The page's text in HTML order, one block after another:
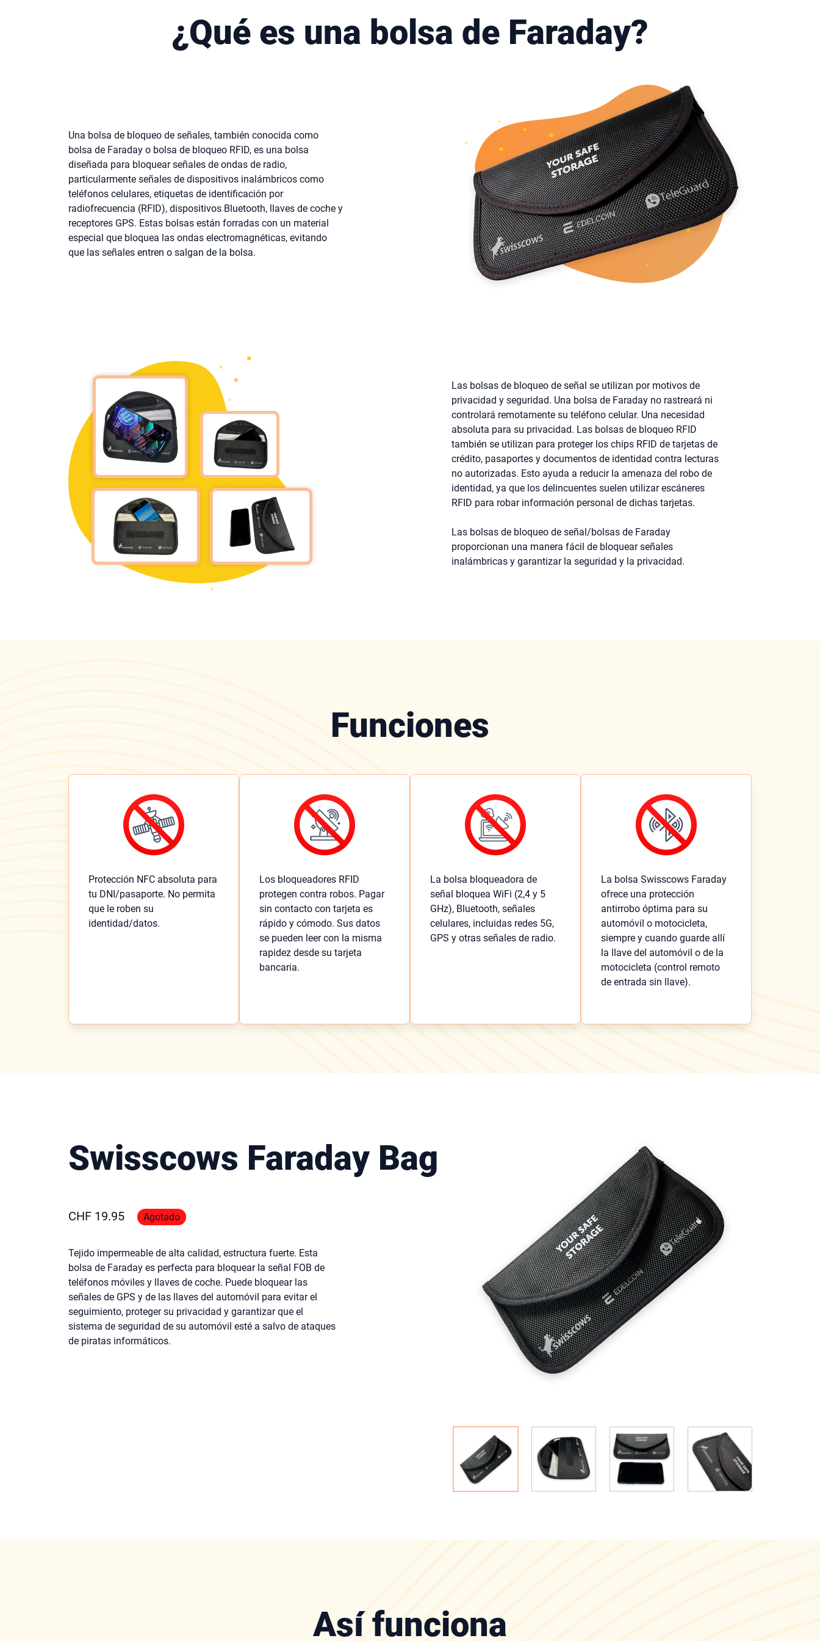
¿Qué es una bolsa de Faraday?
Una bolsa de bloqueo de señales, también conocida como
bolsa de Faraday o bolsa de bloqueo RFID, es una bolsa
diseñada para bloquear señales de ondas de radio,
particularmente señales de dispositivos inalámbricos como
teléfonos celulares, etiquetas de identificación por
radiofrecuencia (RFID), dispositivos Bluetooth, llaves de coche y
receptores GPS. Estas bolsas están forradas con un material
especial que bloquea las ondas electromagnéticas, evitando
que las señales entren o salgan de la bolsa.
Las bolsas de bloqueo de señal se utilizan por motivos de
privacidad y seguridad. Una bolsa de Faraday no rastreará ni
controlará remotamente su teléfono celular. Una necesidad
absoluta para su privacidad. Las bolsas de bloqueo RFID
también se utilizan para proteger los chips RFID de tarjetas de
crédito, pasaportes y documentos de identidad contra lecturas
no autorizadas. Esto ayuda a reducir la amenaza del robo de
identidad, ya que los delincuentes suelen utilizar escáneres
RFID para robar información personal de dichas tarjetas.
Las bolsas de bloqueo de señal/bolsas de Faraday
proporcionan una manera fácil de bloquear señales
inalámbricas y garantizar la seguridad y la privacidad.
Funciones
Protección NFC absoluta para
tu DNI/pasaporte. No permita
que le roben su
identidad/datos.
Los bloqueadores RFID
protegen contra robos. Pagar
sin contacto con tarjeta es
rápido y cómodo. Sus datos
se pueden leer con la misma
rapidez desde su tarjeta
bancaria.
La bolsa bloqueadora de
señal bloquea WiFi (2,4 y 5
GHz), Bluetooth, señales
celulares, incluidas redes 5G,
GPS y otras señales de radio.
La bolsa Swisscows Faraday
ofrece una protección
antirrobo óptima para su
automóvil o motocicleta,
siempre y cuando guarde allí
la llave del automóvil o de la
motocicleta (control remoto
de entrada sin llave).
Swisscows Faraday Bag
CHF 19.95 Agotado
Tejido impermeable de alta calidad, estructura fuerte. Esta
bolsa de Faraday es perfecta para bloquear la señal FOB de
teléfonos móviles y llaves de coche. Puede bloquear las
señales de GPS y de las llaves del automóvil para evitar el
seguimiento, proteger su privacidad y garantizar que el
sistema de seguridad de su automóvil esté a salvo de ataques
de piratas informáticos.
Así funciona